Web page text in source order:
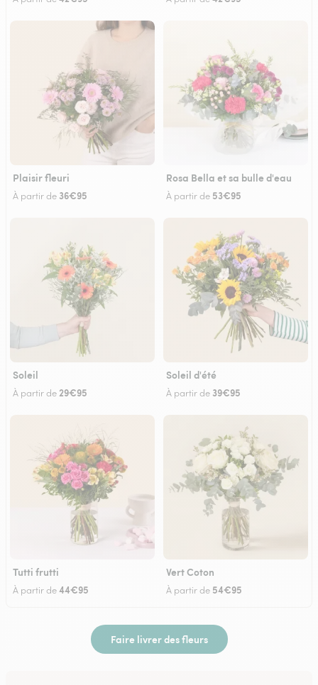
Plaisir fleuri
À partir de 36€95
Rosa Bella et sa bulle d'eau
À partir de 53€95
Soleil
À partir de29€95
Soleil d'été
À partir de 39€95
Tutti frutti
À partir de44€95
Vert Coton
À partir de 54€95
Faire livrer des fleurs